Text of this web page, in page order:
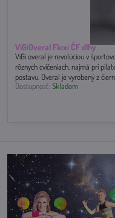
ViGiOveral Flexi ČF dlhý
ViGi overal je revolúciou v
rôznych cvičeniach, najmä pri
postavu. Overal je vyrobený z
Dostupnosť: Skladom